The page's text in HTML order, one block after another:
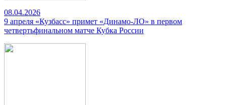
08.04.2026
9 апреля «Кузбасс» примет «Динамо-ЛО» в первом
четвертьфинальном матче Кубка России